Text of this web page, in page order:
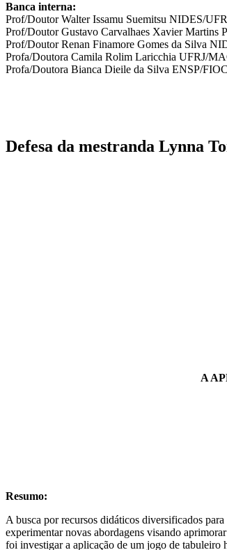
Banca interna:
Prof/Doutor Walter Issamu Suemitsu NIDES/
Prof/Doutor Gustavo Carvalhaes Xavier Martins
Prof/Doutor Renan Finamore Gomes da Silva
Profa/Doutora Camila Rolim Laricchia UFRJ/
Profa/Doutora Bianca Dieile da Silva ENSP/
Defesa da mestranda Lynna
A
Resumo:
A busca por recursos didáticos diversificados
experimentar novas abordagens visando
foi investigar a aplicação de um jogo de tabuleiro